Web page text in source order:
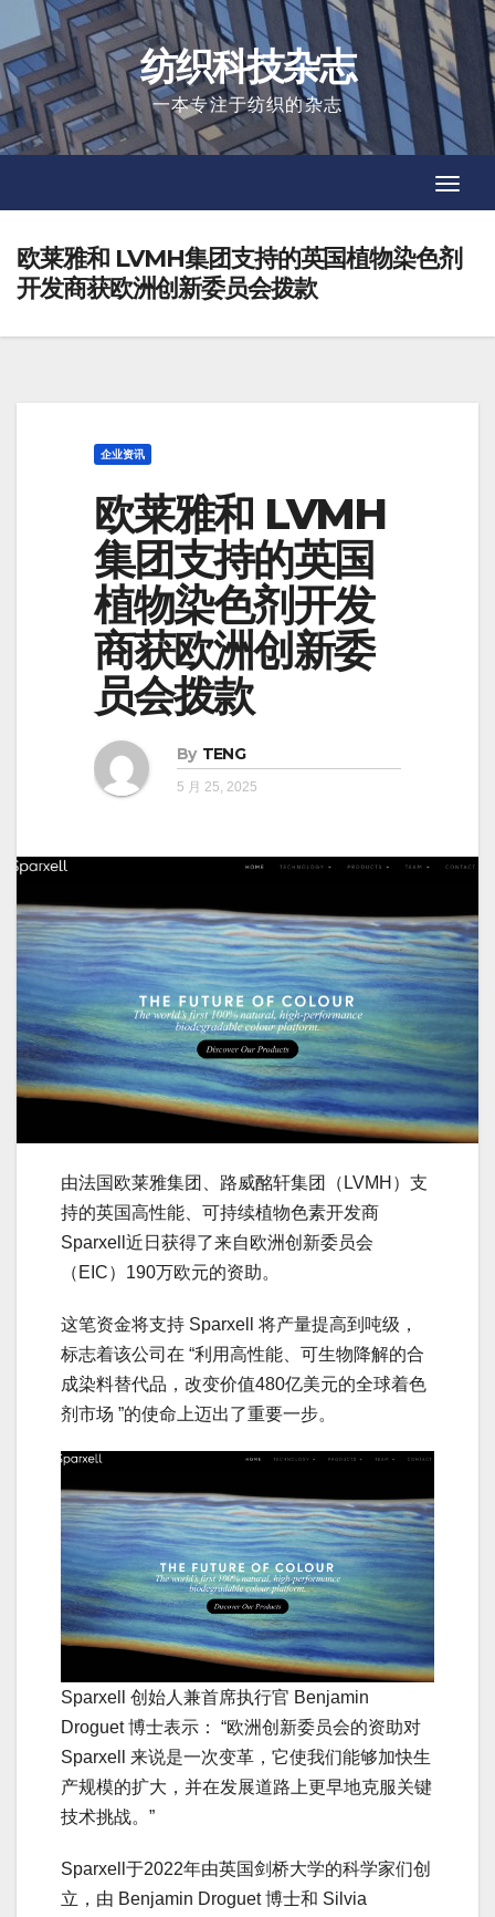
to
content
纺织科技杂志
一本专注于纺织的杂志
欧莱雅和 LVMH集团支持的英国植物染色剂
开发商获欧洲创新委员会拨款
企业资讯
欧莱雅和 LVMH
集团支持的英国
植物染色剂开发
商获欧洲创新委
员会拨款
By TENG
5 月 25, 2025
由法国欧莱雅集团、路威酩轩集团（LVMH）支
持的英国高性能、可持续植物色素开发商
Sparxell近日获得了来自欧洲创新委员会
（EIC）190万欧元的资助。
这笔资金将支持 Sparxell 将产量提高到吨级，
标志着该公司在 “利用高性能、可生物降解的合
成染料替代品，改变价值480亿美元的全球着色
剂市场 ”的使命上迈出了重要一步。
Sparxell 创始人兼首席执行官 Benjamin
Droguet 博士表示： “欧洲创新委员会的资助对
Sparxell 来说是一次变革，它使我们能够加快生
产规模的扩大，并在发展道路上更早地克服关键
技术挑战。”
Sparxell于2022年由英国剑桥大学的科学家们创
立，由 Benjamin Droguet 博士和 Silvia